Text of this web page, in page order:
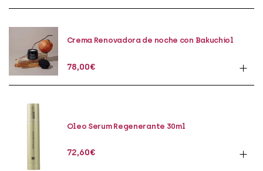
Crema Renovadora de noche con Bakuchiol
78,00€
Oleo Serum Regenerante 30ml
72,60€